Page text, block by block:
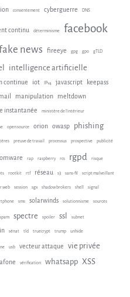
consentement cyberguerre DNS
continu déterminisme facebook
news fireeye gpg gpo gTLD
intelligence artificielle
continue iot IPv4 javascript
keepass
manipulation
meltdown
instantanée
ministère de l'intérieur
open source orion owasp phishing
preuve de travail processus prospective publicité
rap raspberry rcs rgpd risque
rootkit rtf réseau s3 sans-fil script malveillant
web session sgx shadow brokers shell signal
sms solarwinds solutionnisme sources
spam spectre spoiler ssl subnet
sénat tld truecrypt trump unhide
usb vecteur attaque vie privée
vérification whatsapp XSS